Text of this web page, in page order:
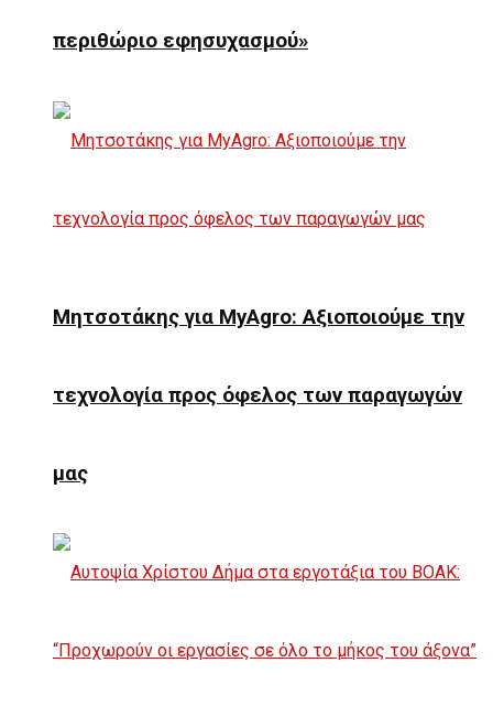
περιθώριο εφησυχασμού»
Μητσοτάκης για MyAgro: Αξιοποιούμε την
τεχνολογία προς όφελος των παραγωγών
μας